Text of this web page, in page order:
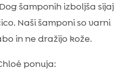
šamponih izboljša sijaj
Naši šamponi so varni
in ne dražijo kože.
ponuja: